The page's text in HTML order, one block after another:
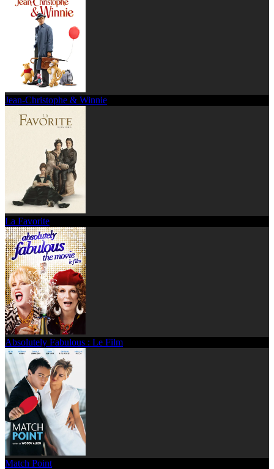
Jean-Christophe & Winnie
La Favorite
Absolutely Fabulous : Le Film
Match Point